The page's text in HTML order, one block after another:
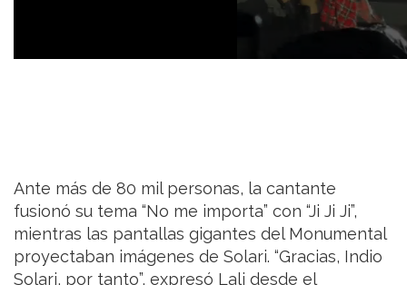
Ante más de 80 mil personas, la cantante
fusionó su tema “No me importa” con “Ji Ji Ji”,
mientras las pantallas gigantes del Monumental
proyectaban imágenes de Solari. “Gracias, Indio
Solari, por tanto”, expresó Lali desde el